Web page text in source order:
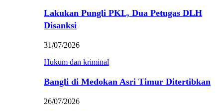
Lakukan Pungli PKL, Dua Petugas DLH
Disanksi
31/07/2026
Hukum dan kriminal
Bangli di Medokan Asri Timur Ditertibkan
26/07/2026